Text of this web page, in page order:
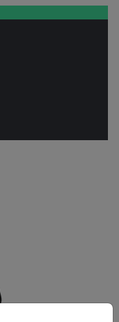
from the